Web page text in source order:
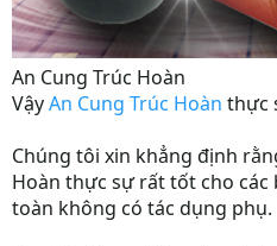
An Cung Trúc Hoàn
VậyAn Cung Trúc Hoàn thực
Chúng tôi xin khẳng định
Hoàn thực sự rất tốt cho các
toàn không có tác dụng phụ.